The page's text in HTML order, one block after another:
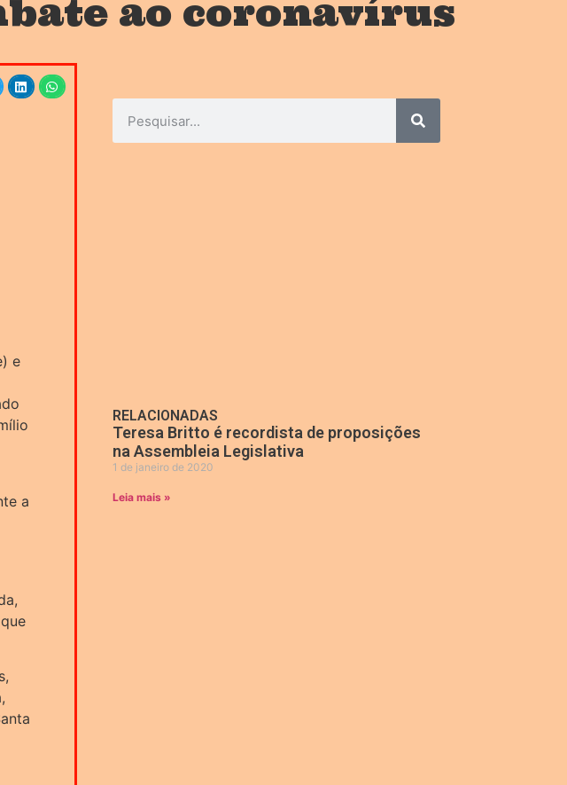
ao coronavírus
e
a
RELACIONADAS
Teresa Britto é recordista de proposições
na Assembleia Legislativa
1 de janeiro de 2020
Leia mais »